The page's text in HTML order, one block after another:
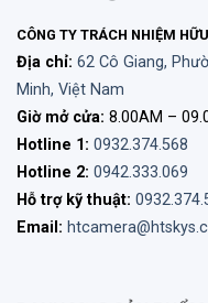
CÔNG TY TRÁCH NHIỆM
Địa chỉ: 62 Cô Giang,
Minh, Việt Nam
Giờ mở cửa: 8.00AM –
Hotline 1: 0932.374.568
Hotline 2: 0942.333.069
Hỗ trợ kỹ thuật:
Email: